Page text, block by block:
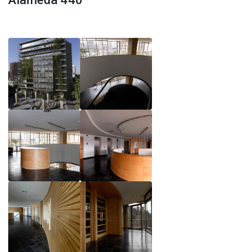
Reglamento de Magíster, Pontificia Universidad
Universidad Católica de Chile
Reglamento de Magíster, Pontificia Universidad
Católica de Chile LLM UC 2025
Reglamento de Seminarios de Graduación
Programa de Magíster en Derecho, LLM 2025